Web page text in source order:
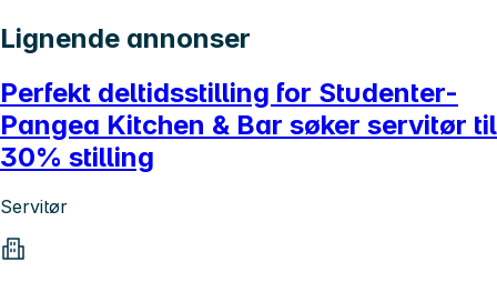
Lignende annonser
Perfekt deltidsstilling for Studenter-
Pangea Kitchen & Bar søker servitør til
30% stilling
Servitør